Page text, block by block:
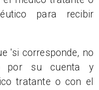
para recibir
'si corresponde, no
por su cuenta y
tratante o con el